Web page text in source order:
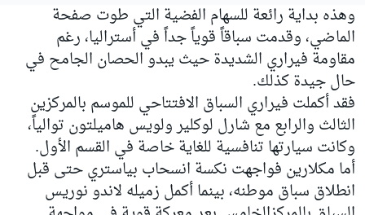
وهذه بداية رائعة للسهام الفضية التي طوت صفحة
الماضي، وقدمت سباقاً قوياً جداً في أستراليا، رغم
مقاومة فيراري الشديدة حيث يبدو الحصان الجامح في
حال جيدة كذلك.
فقد أكملت فيراري السباق الافتتاحي للموسم بالمركزين
الثالث والرابع مع شارل لوكلير ولويس هاميلتون توالياً،
وكانت سيارتها تنافسية للغاية خاصة في القسم الأول.
أما مكلارين فواجهت نكسة انسحاب بياستري حتى قبل
انطلاق سباق موطنه، بينما أكمل زميله لاندو نوريس